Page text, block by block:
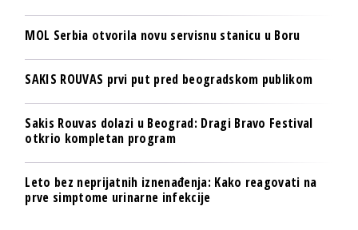
MOL Serbia otvorila novu servisnu stanicu u Boru
SAKIS ROUVAS prvi put pred beogradskom publikom
Sakis Rouvas dolazi u Beograd: Dragi Bravo Festival
otkrio kompletan program
Leto bez neprijatnih iznenađenja: Kako reagovati na
prve simptome urinarne infekcije